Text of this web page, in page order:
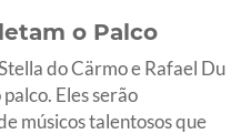
o Palco
do Cärmo e Rafael Du
Eles serão
músicos talentosos que